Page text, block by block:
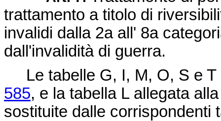
trattamento a titolo di
invalidi dalla 2a all' 8a
dall'invalidità di guerra.
Le tabelle G, I, M, O, S e T
585, e la tabella L allegata
sostituite dalle corrispondenti